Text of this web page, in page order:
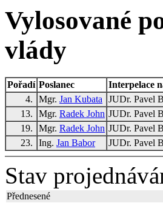
Vylosované
vlády
Pořadí Poslanec Interpelace
4.
Mgr. Jan Kubata JUDr. Pavel
13.
Mgr. Radek John JUDr. Pavel
19.
Mgr. Radek John JUDr. Pavel
23.
Ing. Jan Babor JUDr. Pavel
Stav
Přednesené